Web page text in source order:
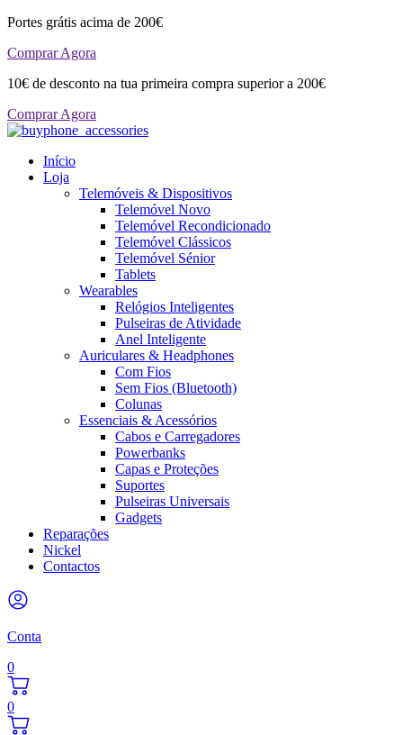
Portes grátis acima de 200€
Comprar Agora
10€ de desconto na tua primeira compra superior a 200€
Comprar Agora
Início
Loja
Telemóveis & Dispositivos
Telemóvel Novo
Telemóvel Recondicionado
Telemóvel Clássicos
Telemóvel Sénior
Tablets
Wearables
Relógios Inteligentes
Pulseiras de Atividade
Anel Inteligente
Auriculares & Headphones
Com Fios
Sem Fios (Bluetooth)
Colunas
Essenciais & Acessórios
Cabos e Carregadores
Powerbanks
Capas e Proteções
Suportes
Pulseiras Universais
Gadgets
Reparações
Nickel
Contactos
Conta
0
0